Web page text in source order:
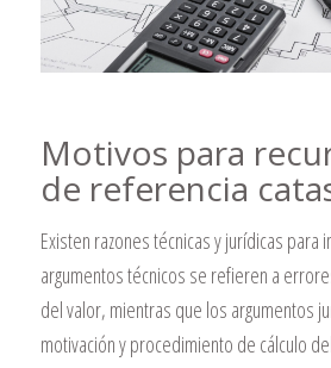
Motivos para
de referencia
Existen razones técnicas y jurídicas para
argumentos técnicos se refieren a
del valor, mientras que los argumentos
motivación y procedimiento de cálculo